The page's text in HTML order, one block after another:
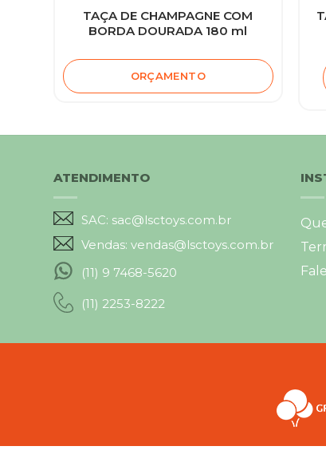
TAÇA DE CHAMPAGNE COM
BORDA DOURADA 180 ml
ORÇAMENTO
ATENDIMENTO
SAC: sac@lsctoys.com.br
Vendas: vendas@lsctoys.com.br
(11) 9 7468-5620
(11) 2253-8222